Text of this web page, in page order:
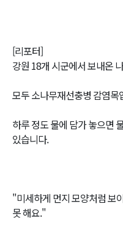
[리포터]
강원 18개 시군에서 보내온
모두 소나무재선충병 감염목
하루 정도 물에 담가 놓으면
있습니다.
"미세하게 먼지 모양처럼 보
못 해요."